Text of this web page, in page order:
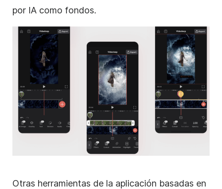
por IA como fondos.
Otras herramientas de la aplicación basadas en